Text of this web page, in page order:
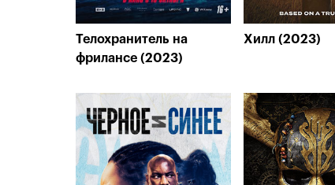
Телохранитель на
фрилансе (2023)
Хилл (2023)